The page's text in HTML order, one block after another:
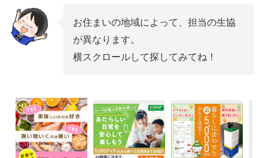
お住まいの地域によって、担当の生協
が異なります。
横スクロールして探してみてね！